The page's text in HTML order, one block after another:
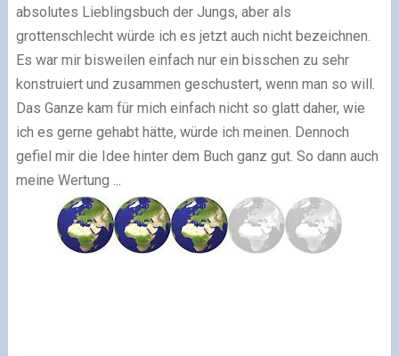
absolutes Lieblingsbuch der Jungs, aber als
grottenschlecht würde ich es jetzt auch nicht bezeichnen.
Es war mir bisweilen einfach nur ein bisschen zu sehr
konstruiert und zusammen geschustert, wenn man so will.
Das Ganze kam für mich einfach nicht so glatt daher, wie
ich es gerne gehabt hätte, würde ich meinen. Dennoch
gefiel mir die Idee hinter dem Buch ganz gut. So dann auch
meine Wertung ...